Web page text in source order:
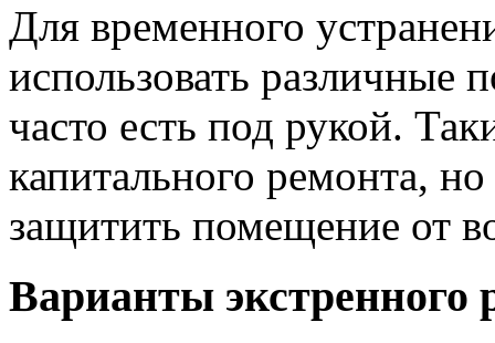
Для временного
использовать различные
часто есть под рукой.
капитального ремонта,
защитить помещение от
Варианты экстренного